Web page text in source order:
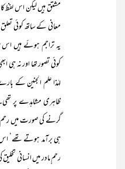
مشتق ہیں لیکن اس
معانی کے ساتھ کوئی
یہ تراجم ہوئے ہیں اس
کوئی تصور تھا اور نہ ہی
لہٰذا علم الجنین کے
ظاہری مشاہدے پر تھی۔
گرنے کی صورت میں
ہی برآمد ہوتے تھے‘
رحم ِمادر میں انسانی